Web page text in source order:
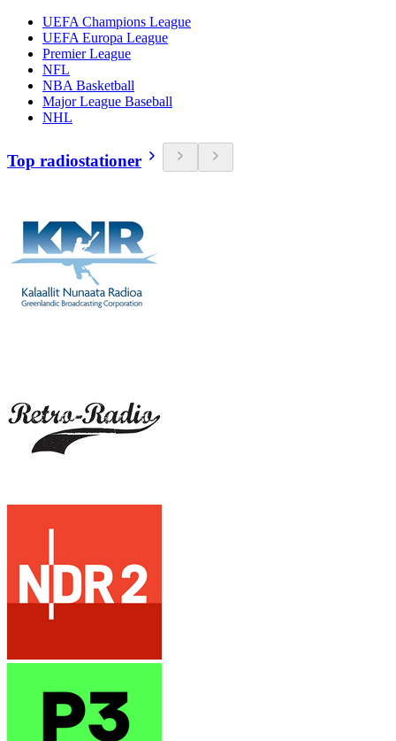
UEFA Champions League
UEFA Europa League
Premier League
NFL
NBA Basketball
Major League Baseball
NHL
Top radiostationer